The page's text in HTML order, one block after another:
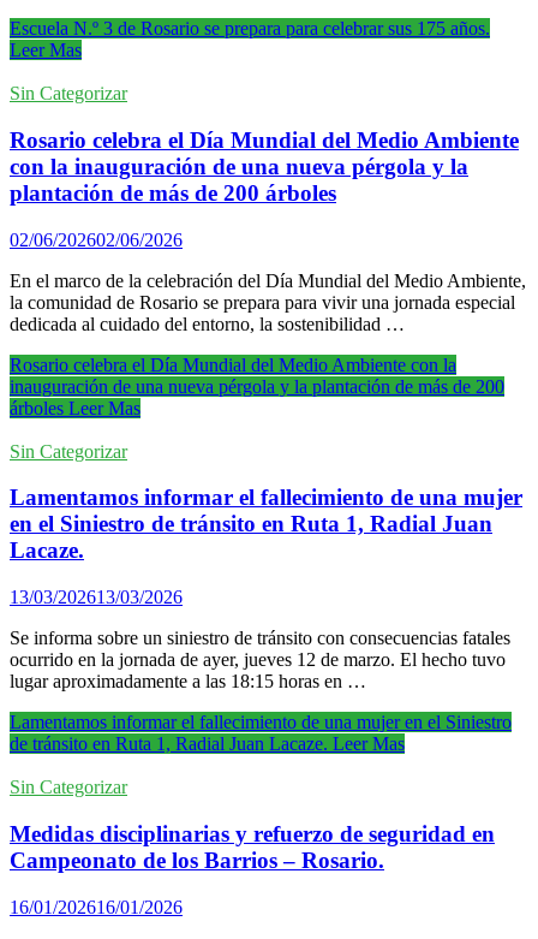
Escuela N.º 3 de Rosario se prepara para celebrar sus 175 años.
Leer Mas
Sin Categorizar
Rosario celebra el Día Mundial del Medio Ambiente
con la inauguración de una nueva pérgola y la
plantación de más de 200 árboles
02/06/202602/06/2026
En el marco de la celebración del Día Mundial del Medio Ambiente,
la comunidad de Rosario se prepara para vivir una jornada especial
dedicada al cuidado del entorno, la sostenibilidad …
Rosario celebra el Día Mundial del Medio Ambiente con la
inauguración de una nueva pérgola y la plantación de más de 200
árboles Leer Mas
Sin Categorizar
Lamentamos informar el fallecimiento de una mujer
en el Siniestro de tránsito en Ruta 1, Radial Juan
Lacaze.
13/03/202613/03/2026
Se informa sobre un siniestro de tránsito con consecuencias fatales
ocurrido en la jornada de ayer, jueves 12 de marzo. El hecho tuvo
lugar aproximadamente a las 18:15 horas en …
Lamentamos informar el fallecimiento de una mujer en el Siniestro
de tránsito en Ruta 1, Radial Juan Lacaze. Leer Mas
Sin Categorizar
Medidas disciplinarias y refuerzo de seguridad en
Campeonato de los Barrios – Rosario.
16/01/202616/01/2026